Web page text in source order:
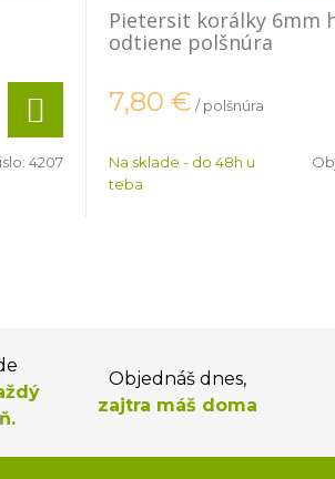
4207
Pietersit korálky 6mm
odtiene polšnúra
7,80 € / polšnúra
Na sklade - do 48h u
teba
Objednáš dnes,
zajtra máš doma